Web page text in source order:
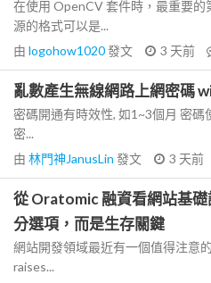
在使用 OpenCV 套件時，最重要
源的格式可以是...
由 logohow1020發文 3 天前
亂數產生無線網路上網密碼
密碼開通有時效性, 如1~3個月 密碼
密...
由 林門神JanusLin 發文 3 天前
從 Oratomic 融資看網站基
分選項，而是生存關鍵
網站開發領域最近有一個值得注意
raises...